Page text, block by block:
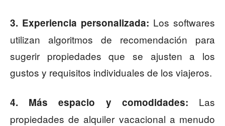
3. Experiencia personalizada: Los softwares
utilizan algoritmos de recomendación para
sugerir propiedades que se ajusten a los
gustos y requisitos individuales de los viajeros.
4. Más espacio y comodidades: Las
propiedades de alquiler vacacional a menudo